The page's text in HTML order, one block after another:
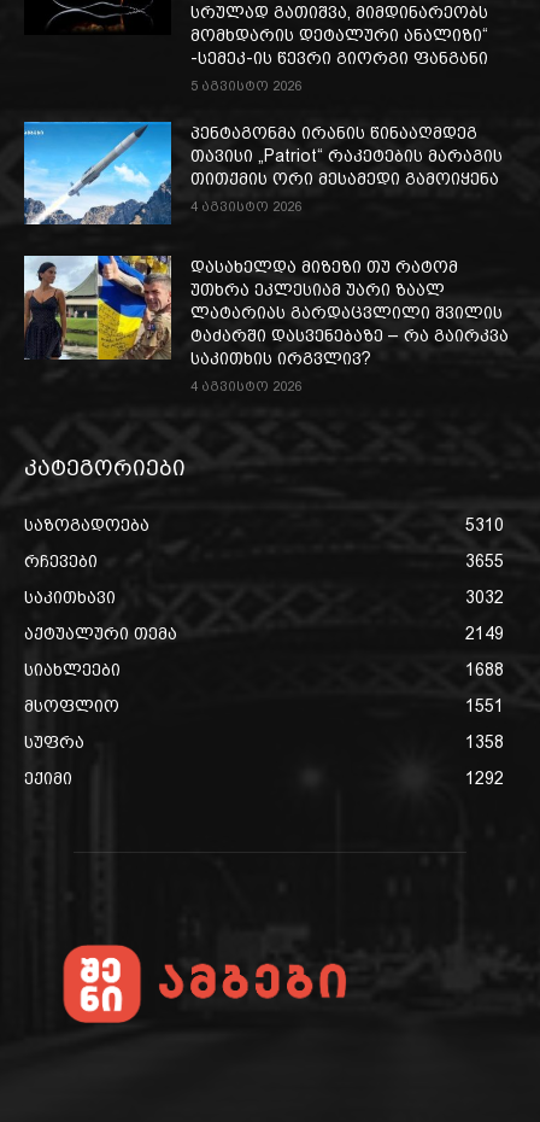
სრულად გათიშვა, მიმდინარეობს
მომხდარის დეტალური ანალიზი“
-სემეკ-ის წევრი გიორგი ფანგანი
5 აგვისტო 2026
პენტაგონმა ირანის წინააღმდეგ
თავისი „Patriot“ რაკეტების მარაგის
თითქმის ორი მესამედი გამოიყენა
4 აგვისტო 2026
დასახელდა მიზეზი თუ რატომ
უთხრა ეკლესიამ უარი ზაალ
ლატარიას გარდაცვლილი შვილის
ტაძარში დასვენებაზე – რა გაირკვა
საკითხის ირგვლივ?
4 აგვისტო 2026
კატეგორიები
საზოგადოება
5310
რჩევები
3655
საკითხავი
3032
აქტუალური თემა
2149
სიახლეები
1688
მსოფლიო
1551
სუფრა
1358
ექიმი
1292